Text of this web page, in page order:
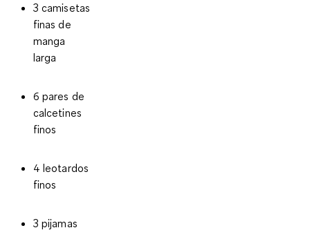
3 camisetas
finas de
manga
larga
6 pares de
calcetines
finos
4 leotardos
finos
3 pijamas